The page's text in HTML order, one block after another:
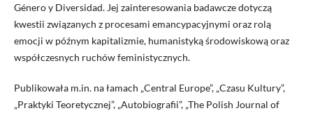
Género y Diversidad. Jej zainteresowania badawcze dotyczą
kwestii związanych z procesami emancypacyjnymi oraz rolą
emocji w późnym kapitalizmie, humanistyką środowiskową oraz
współczesnych ruchów feministycznych.
Publikowała m.in. na łamach „Central Europe”, „Czasu Kultury”,
„Praktyki Teoretycznej”, „Autobiografii”, „The Polish Journal of